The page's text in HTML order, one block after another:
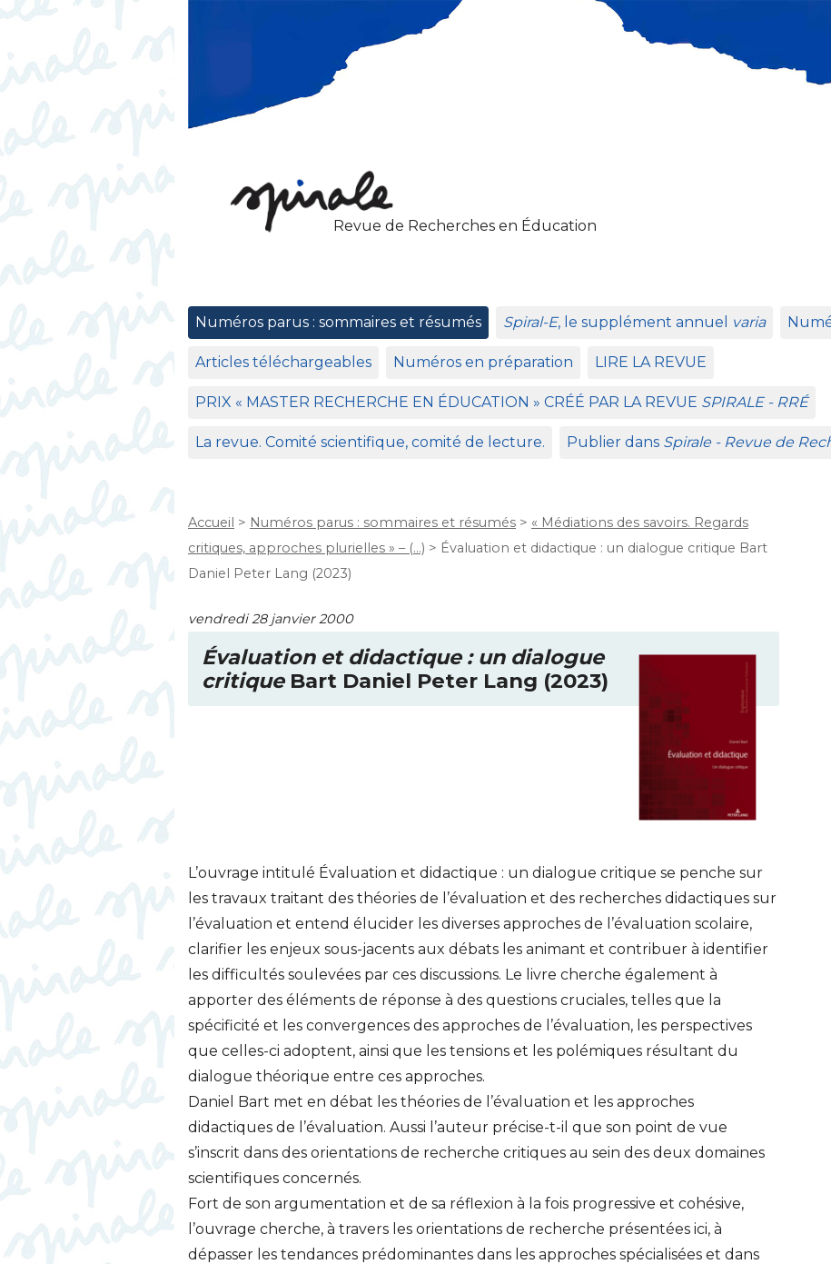
Revue de Recherches en Éducation
Numéros parus : sommaires et résumés Spiral-E, le supplément annuel varia
Articles téléchargeables Numéros en préparation LIRE LA REVUE
PRIX « MASTER RECHERCHE EN É DUCATION » CR ÉÉ PAR LA REVUE SPIRALE- RRÉ
La revue. Comité scientifique, comité de lecture. Publier dans Spirale - Revue de
Accueil > Numéros parus : sommaires et résumés > « Médiations des savoirs. Regards
critiques, approches plurielles » – (…) > Évaluation et didactique : un dialogue critique Bart
Daniel Peter Lang (2023)
vendredi 28 janvier 2000
Évaluation et didactique : un dialogue
critiqueBart Daniel Peter Lang (2023)
L’ouvrage intitulé Évaluation et didactique : un dialogue critique se penche sur
les travaux traitant des théories de l’évaluation et des recherches didactiques sur
l’évaluation et entend élucider les diverses approches de l’évaluation scolaire,
clarifier les enjeux sous-jacents aux débats les animant et contribuer à identifier
les difficultés soulevées par ces discussions. Le livre cherche également à
apporter des éléments de réponse à des questions cruciales, telles que la
spécificité et les convergences des approches de l’évaluation, les perspectives
que celles-ci adoptent, ainsi que les tensions et les polémiques résultant du
dialogue théorique entre ces approches.
Daniel Bart met en débat les théories de l’évaluation et les approches
didactiques de l’évaluation. Aussi l’auteur précise-t-il que son point de vue
s’inscrit dans des orientations de recherche critiques au sein des deux domaines
scientifiques concernés.
Fort de son argumentation et de sa réflexion à la fois progressive et cohésive,
l’ouvrage cherche, à travers les orientations de recherche présentées ici, à
dépasser les tendances prédominantes dans les approches spécialisées et dans